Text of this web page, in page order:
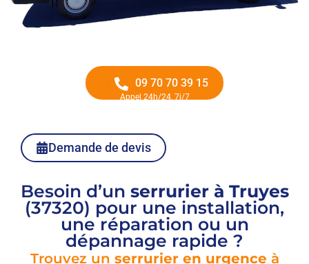
09 70 70 39 15
Appel 24h/24, 7j/7
Demande de devis
Besoin d’un serrurier à Truyes
(37320) pour une installation,
une réparation ou un
dépannage rapide ?
Trouvez un serrurier en urgence à